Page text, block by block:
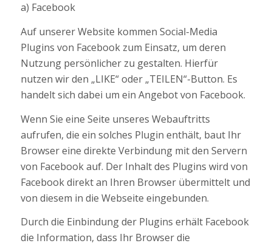
a) Facebook
Auf unserer Website kommen Social-Media
Plugins von Facebook zum Einsatz, um deren
Nutzung persönlicher zu gestalten. Hierfür
nutzen wir den „LIKE“ oder „TEILEN“-Button. Es
handelt sich dabei um ein Angebot von Facebook.
Wenn Sie eine Seite unseres Webauftritts
aufrufen, die ein solches Plugin enthält, baut Ihr
Browser eine direkte Verbindung mit den Servern
von Facebook auf. Der Inhalt des Plugins wird von
Facebook direkt an Ihren Browser übermittelt und
von diesem in die Webseite eingebunden.
Durch die Einbindung der Plugins erhält Facebook
die Information, dass Ihr Browser die